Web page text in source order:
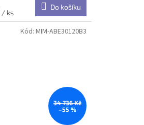
/ ks
Do košíku
34 736 Kč
–55 %
Kód: MIM-ABE30120B3